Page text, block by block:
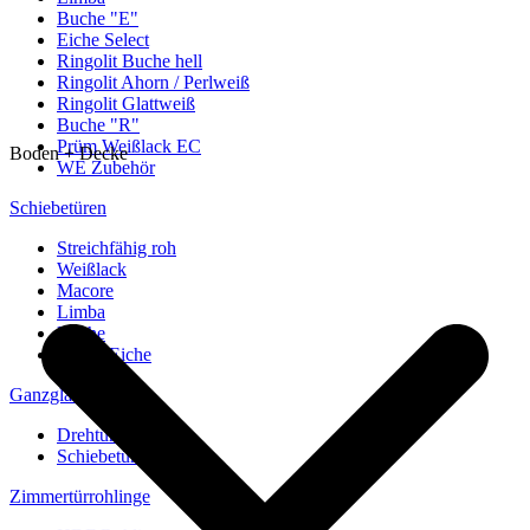
Buche "E"
Eiche Select
Ringolit Buche hell
Ringolit Ahorn / Perlweiß
Ringolit Glattweiß
Buche "R"
Prüm Weißlack EC
WE Zubehör
Schiebetüren
Streichfähig roh
Weißlack
Macore
Limba
Buche
europ. Eiche
Ganzglastüren
Drehtüren
Schiebetüren
Zimmertürrohlinge
Boden + Decke